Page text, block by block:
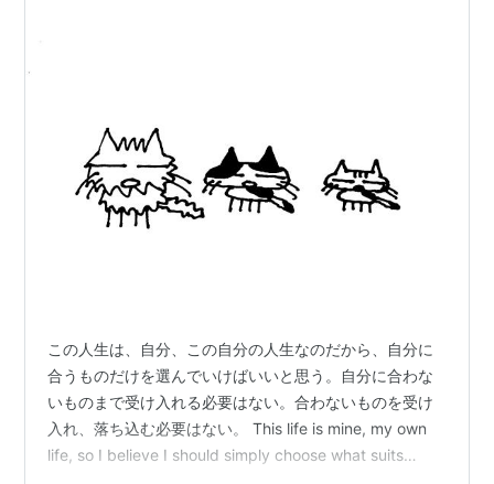
この人生は、自分、この自分の人生なのだから、自分に
合うものだけを選んでいけばいいと思う。自分に合わな
いものまで受け入れる必要はない。合わないものを受け
入れ、落ち込む必要はない。 This life is mine, my own
life, so I believe I should simply choose what suits